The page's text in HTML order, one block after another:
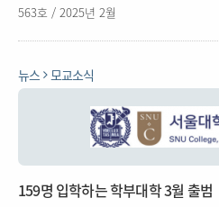
563호 / 2025년 2월
뉴스 모교소식
159명 입학하는 학부대학 3월 출범